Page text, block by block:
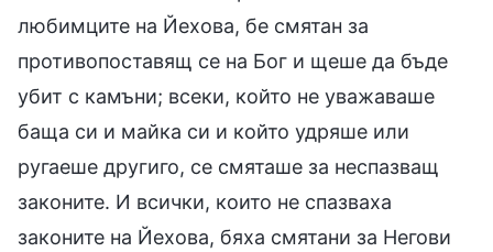
любимците на Йехова, бе смятан за
противопоставящ се на Бог и щеше да бъде
убит с камъни; всеки, който не уважаваше
баща си и майка си и който удряше или
ругаеше другиго, се смяташе за неспазващ
законите. И всички, които не спазваха
законите на Йехова, бяха смятани за Негови